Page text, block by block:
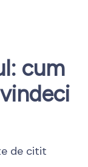
cum
de citit